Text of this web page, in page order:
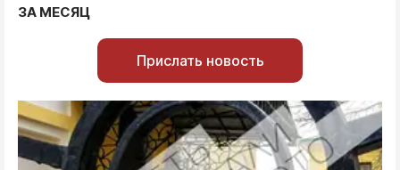
ЗА МЕСЯЦ
Прислать новость